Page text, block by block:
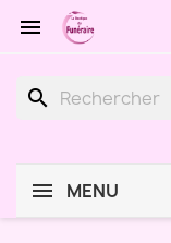

search
MENU